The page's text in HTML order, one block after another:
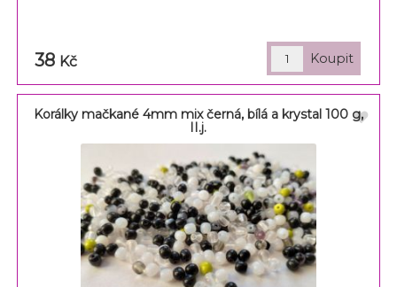
38 Kč
Korálky mačkané 4mm mix černá, bílá a krystal 100 g,
II.j.